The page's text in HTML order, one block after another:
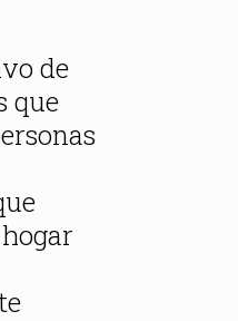
de
que